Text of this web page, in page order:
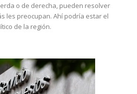
o de derecha, pueden resolver
les preocupan. Ahí podría estar el
de la región.